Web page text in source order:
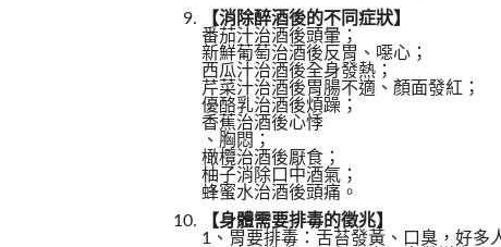
【消除醉酒後的不同症狀】
番茄汁治酒後頭暈；
新鮮葡萄治酒後反胃、噁心；
西瓜汁治酒後全身發熱；
芹菜汁治酒後胃腸不適、顏面發紅；
優酪乳治酒後煩躁；
香蕉治酒後心悸
、胸悶；
橄欖治酒後厭食；
柚子消除口中酒氣；
蜂蜜水治酒後頭痛。
【身體需要排毒的徵兆】
1、胃要排毒：舌苔發黃、口臭，好多